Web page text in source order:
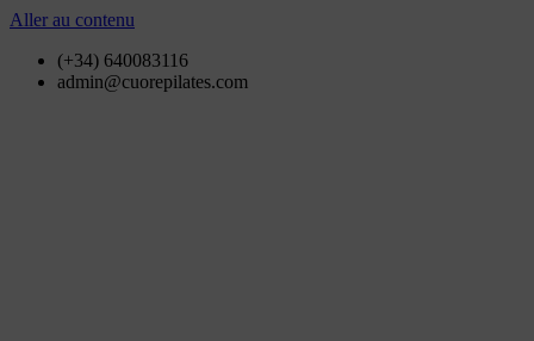
Aller au contenu
(+34) 640083116
admin@cuorepilates.com